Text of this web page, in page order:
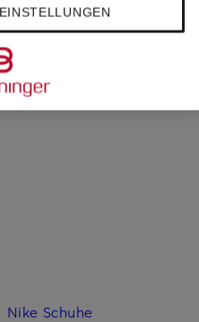
€
59,99 €
Nike Schuhe